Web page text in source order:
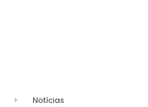
Notícias